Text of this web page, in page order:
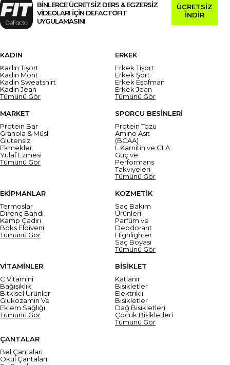
BİNLERCE ÜCRETSİZ DERS & EGZERSİZ
VİDEOLARI İÇİN DEFACTOFIT
UYGULAMASINI
ÜCRETSİZ
İNDİR
KADIN
Kadın Tişört
Kadın Mont
Kadın Sweatshirt
Kadın Jean
Tümünü Gör
ERKEK
Erkek Tişört
Erkek Şort
Erkek Eşofman
Erkek Jean
Tümünü Gör
MARKET
Protein Bar
Granola & Müsli
Glutensiz
Ekmekler
Yulaf Ezmesi
Tümünü Gör
SPORCU BESİNLERİ
Protein Tozu
Amino Asit
(BCAA)
L Karnitin ve CLA
Güç ve
Performans
Takviyeleri
Tümünü Gör
EKİPMANLAR
Termoslar
Direnç Bandı
Kamp Çadırı
Boks Eldiveni
Tümünü Gör
KOZMETİK
Saç Bakım
Ürünleri
Parfüm ve
Deodorant
Highlighter
Saç Boyası
Tümünü Gör
VİTAMİNLER
C Vitamini
Bağışıklık
Bitkisel Ürünler
Glukozamin Ve
Eklem Sağlığı
Tümünü Gör
BİSİKLET
Katlanır
Bisikletler
Elektrikli
Bisikletler
Dağ Bisikletleri
Çocuk Bisikletleri
Tümünü Gör
ÇANTALAR
Bel Çantaları
Okul Çantaları